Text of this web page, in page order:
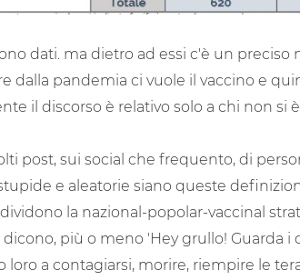
dati. ma dietro ad essi c'è un preciso
dalla pandemia ci vuole il vaccino e
il discorso è relativo solo a chi non si
post, sui social che frequento, di
e aleatorie siano queste
la nazional-popolar-vaccinal
più o meno 'Hey grullo! Guarda i
loro a contagiarsi, morire, riempire le